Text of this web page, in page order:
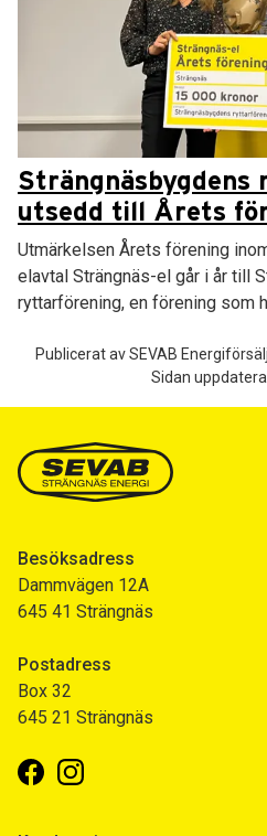
utsedd till Årets
Utmärkelsen Årets förening
elavtal Strängnäs-el går i år till
ryttarförening, en förening som
Publicerat av SEVAB
Sidan
Besöksadress
Dammvägen 12A
645 41 Strängnäs
Postadress
Box 32
645 21 Strängnäs
FacebookInstagram